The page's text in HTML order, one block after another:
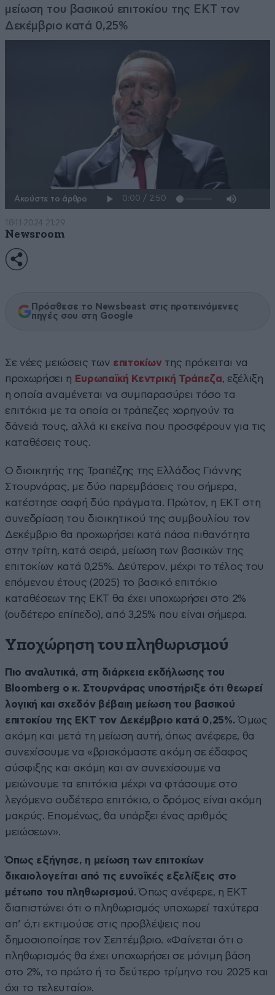
μείωση του βασικού επιτοκίου της ΕΚΤ τον
Δεκέμβριο κατά 0,25%
Ακούστε το άρθρο
18·11·2024 21:29
Newsroom
Πρόσθεσε το Newsbeast στις προτεινόμενες
πηγές σου στη Google
Σε νέες μειώσεις των επιτοκίωντης πρόκειται να
προχωρήσει η Ευρωπαϊκή Κεντρική Τράπεζα, εξέλιξη
η οποία αναμένεται να συμπαρασύρει τόσο τα
επιτόκια με τα οποία οι τράπεζες χορηγούν τα
δάνειά τους, αλλά κι εκείνα που προσφέρουν για τις
καταθέσεις τους.
Ο διοικητής της Τραπέζης της Ελλάδος Γιάννης
Στουρνάρας, με δύο παρεμβάσεις του σήμερα,
κατέστησε σαφή δύο πράγματα. Πρώτον, η ΕΚΤ στη
συνεδρίαση του διοικητικού της συμβουλίου τον
Δεκέμβριο θα προχωρήσει κατά πάσα πιθανότητα
στην τρίτη, κατά σειρά, μείωση των βασικών της
επιτοκίων κατά 0,25%. Δεύτερον, μέχρι το τέλος του
επόμενου έτους (2025) το βασικό επιτόκιο
καταθέσεων της ΕΚΤ θα έχει υποχωρήσει στο 2%
(ουδέτερο επίπεδο), από 3,25% που είναι σήμερα.
Yποχώρηση του πληθωρισμού
Πιο αναλυτικά, στη διάρκεια εκδήλωσης του
Bloomberg ο κ. Στουρνάρας υποστήριξε ότι θεωρεί
λογική και σχεδόν βέβαιη μείωση του βασικού
επιτοκίου της ΕΚΤ τον Δεκέμβριο κατά 0,25%. Όμως
ακόμη και μετά τη μείωση αυτή, όπως ανέφερε, θα
συνεχίσουμε να «βρισκόμαστε ακόμη σε έδαφος
σύσφιξης και ακόμη και αν συνεχίσουμε να
μειώνουμε τα επιτόκια μέχρι να φτάσουμε στο
λεγόμενο ουδέτερο επιτόκιο, ο δρόμος είναι ακόμη
μακρύς. Επομένως, θα υπάρξει ένας αριθμός
μειώσεων».
Όπως εξήγησε, η μείωση των επιτοκίων
δικαιολογείται από τις ευνοϊκές εξελίξεις στο
μέτωπο του πληθωρισμού. Όπως ανέφερε, η ΕΚΤ
διαπιστώνει ότι ο πληθωρισμός υποχωρεί ταχύτερα
απ’ ό,τι εκτιμούσε στις προβλέψεις που
δημοσιοποίησε τον Σεπτέμβριο. «Φαίνεται ότι ο
πληθωρισμός θα έχει υποχωρήσει σε μόνιμη βάση
στο 2%, το πρώτο ή το δεύτερο τρίμηνο του 2025 και
όχι το τελευταίο».